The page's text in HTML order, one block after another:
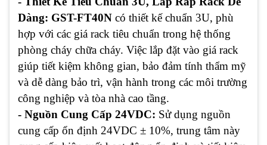
Dàng: GST-FT40N có thiết kế chuẩn 3U, phù
hợp với các giá rack tiêu chuẩn trong hệ thống
phòng cháy chữa cháy. Việc lắp đặt vào giá rack
giúp tiết kiệm không gian, bảo đảm tính thẩm mỹ
và dễ dàng bảo trì, vận hành trong các môi trường
công nghiệp và tòa nhà cao tầng.
- Nguồn Cung Cấp 24VDC: Sử dụng nguồn
cung cấp ổn định 24VDC ± 10%, trung tâm này